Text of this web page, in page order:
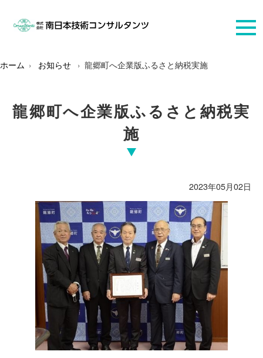
ホーム お知らせ 龍郷町へ企業版ふるさと納税実施
龍郷町へ企業版ふるさと納税実
施
2023年05月02日